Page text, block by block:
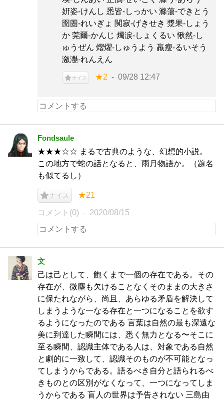
姸姿-けんし 悉皆-しっかい 滌蕩-できとう
囹圄-れいぎょ 闃寂-げきせき 漿果-しょう
か 莞爾-かんじ 燭涙-しょくるい 愀然-し
ゅうぜん 熠燿-しゅうよう 羸瘦-るいそう
瀲灔-れんえん
ナイス ★2 09/28 12:47
Fondsaule
★★★☆☆ まるで古典のような、幻想的小説。
この地方で蛇の話となると、雨月物語か。（題名
も似てるし）
ナイス ★21
コメント(0) 2020/08/15
文
己は己として、飽くまで一個の存在である。その
存在が、微塵も欠けることなくそのままの大きさ
に保たれながら、尚且、あらゆる矛盾を解決して
しまうような一なる存在と一つになることを欲す
るようになったのである 言葉は自然の最も深遠な
美に到達した瞬間には、悉く無力となる〜そこに
至る瞬間、認識主体である人は、対象である自然
と劇的に一致して、認識そのものが不可能となっ
てしまうからである。語るべき自分と語られるべ
きものとの区別がなくなって、一つになってしま
うからである 盲人の世界は予告されない 三島由